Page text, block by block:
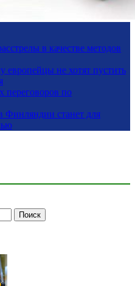
в качестве методов
европейцы не хотят пустить
переговоров по
Финляндии станет для